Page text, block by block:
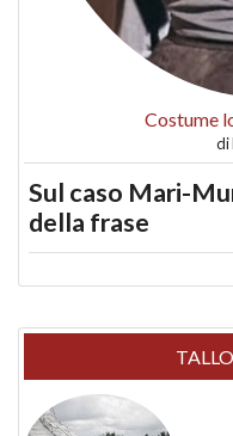
Costume
di
Sul caso Mari-
della frase